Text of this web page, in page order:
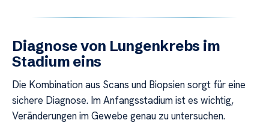
Diagnose von Lungenkrebs im
Stadium eins
Die Kombination aus Scans und Biopsien sorgt für eine
sichere Diagnose. Im Anfangsstadium ist es wichtig,
Veränderungen im Gewebe genau zu untersuchen.